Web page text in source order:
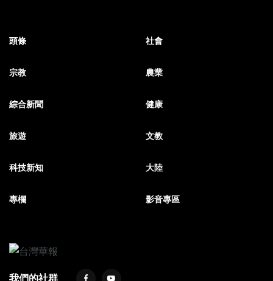
頭條 社會
宗教 農業
綜合新聞 健康
旅遊 文教
科技新知 大陸
專欄 影音專區
我們的社群